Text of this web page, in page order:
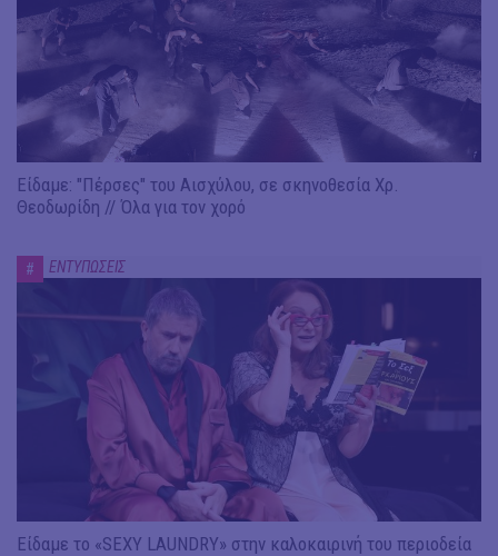
Είδαμε: "Πέρσες" του Αισχύλου, σε σκηνοθεσία Χρ.
Θεοδωρίδη // Όλα για τον χορό
# ΕΝΤΥΠΩΣΕΙΣ
Είδαμε το «SEXY LAUNDRY» στην καλοκαιρινή του περιοδεία